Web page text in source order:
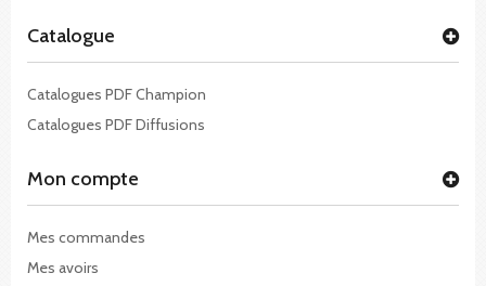
Catalogue
Catalogues PDF Champion
Catalogues PDF Diffusions
Mon compte
Mes commandes
Mes avoirs